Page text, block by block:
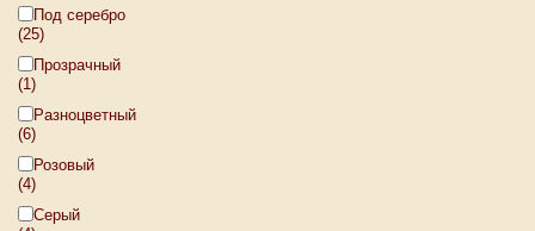
Под серебро
(25)
Прозрачный
(1)
Разноцветный
(6)
Розовый
(4)
Серый